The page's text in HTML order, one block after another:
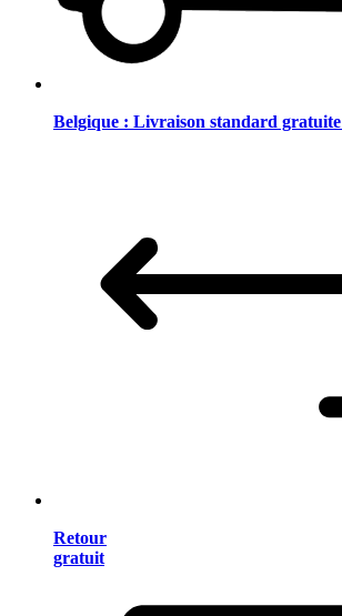
Belgique : Livraison standard gratuite
Retour
gratuit